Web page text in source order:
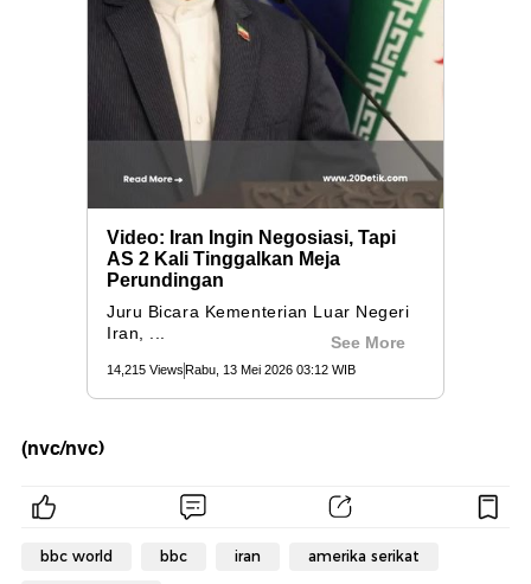
(nvc/nvc)
bbc world bbc iran amerika serikat